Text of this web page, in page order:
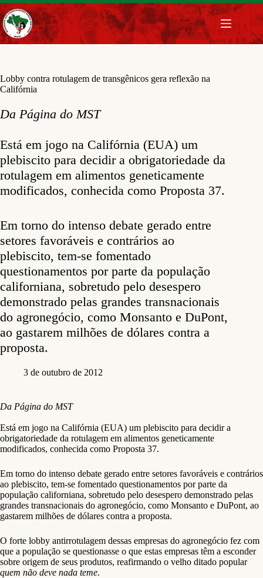
Pular
para
o
conteúdo
Lobby contra rotulagem de transgênicos gera reflexão na
Califórnia
Da Página do MST
Está em jogo na Califórnia (EUA) um
plebiscito para decidir a obrigatoriedade da
rotulagem em alimentos geneticamente
modificados, conhecida como Proposta 37.
Em torno do intenso debate gerado entre
setores favoráveis e contrários ao
plebiscito, tem-se fomentado
questionamentos por parte da população
californiana, sobretudo pelo desespero
demonstrado pelas grandes transnacionais
do agronegócio, como Monsanto e DuPont,
ao gastarem milhões de dólares contra a
proposta.
3 de outubro de 2012
Da Página do MST
Está em jogo na Califórnia (EUA) um plebiscito para decidir a
obrigatoriedade da rotulagem em alimentos geneticamente
modificados, conhecida como Proposta 37.
Em torno do intenso debate gerado entre setores favoráveis e contrários
ao plebiscito, tem-se fomentado questionamentos por parte da
população californiana, sobretudo pelo desespero demonstrado pelas
grandes transnacionais do agronegócio, como Monsanto e DuPont, ao
gastarem milhões de dólares contra a proposta.
O forte lobby antirrotulagem dessas empresas do agronegócio fez com
que a população se questionasse o que estas empresas têm a esconder
sobre origem de seus produtos, reafirmando o velho ditado popular
quem não deve nada teme.